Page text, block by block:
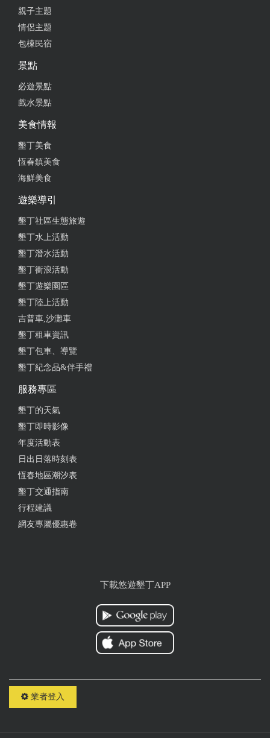
親子主題
情侶主題
包棟民宿
景點
必遊景點
戲水景點
美食情報
墾丁美食
恆春鎮美食
海鮮美食
遊樂導引
墾丁社區生態旅遊
墾丁水上活動
墾丁潛水活動
墾丁衝浪活動
墾丁遊樂園區
墾丁陸上活動
吉普車,沙灘車
墾丁租車資訊
墾丁包車、導覽
墾丁紀念品&伴手禮
服務專區
墾丁的天氣
墾丁即時影像
年度活動表
日出日落時刻表
恆春地區潮汐表
墾丁交通指南
行程建議
網友專屬優惠卷
下載悠遊墾丁APP
業者登入